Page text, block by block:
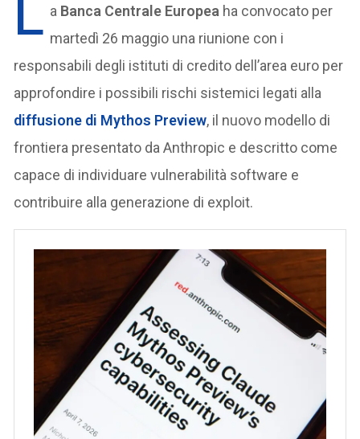
L a Banca Centrale Europea ha convocato per
martedì 26 maggio una riunione con i
responsabili degli istituti di credito dell’area euro per
approfondire i possibili rischi sistemici legati alla
diffusione di Mythos Preview, il nuovo modello di
frontiera presentato da Anthropic e descritto come
capace di individuare vulnerabilità software e
contribuire alla generazione di exploit.